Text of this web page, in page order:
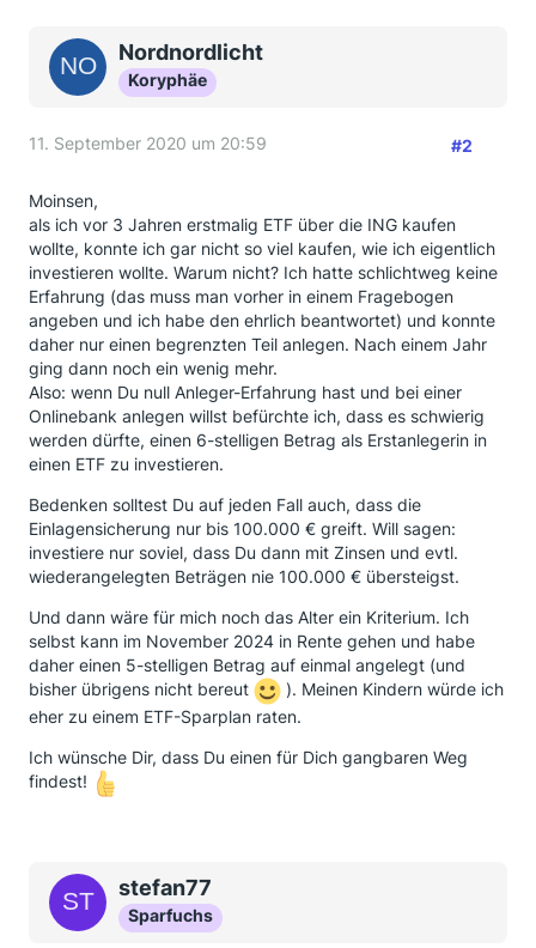
Nordnordlicht
Koryphäe
11. September 2020 um 20:59 #2
Moinsen,
als ich vor 3 Jahren erstmalig ETF über die ING kaufen
wollte, konnte ich gar nicht so viel kaufen, wie ich eigentlich
investieren wollte. Warum nicht? Ich hatte schlichtweg keine
Erfahrung (das muss man vorher in einem Fragebogen
angeben und ich habe den ehrlich beantwortet) und konnte
daher nur einen begrenzten Teil anlegen. Nach einem Jahr
ging dann noch ein wenig mehr.
Also: wenn Du null Anleger-Erfahrung hast und bei einer
Onlinebank anlegen willst befürchte ich, dass es schwierig
werden dürfte, einen 6-stelligen Betrag als Erstanlegerin in
einen ETF zu investieren.
Bedenken solltest Du auf jeden Fall auch, dass die
Einlagensicherung nur bis 100.000 € greift. Will sagen:
investiere nur soviel, dass Du dann mit Zinsen und evtl.
wiederangelegten Beträgen nie 100.000 € übersteigst.
Und dann wäre für mich noch das Alter ein Kriterium. Ich
selbst kann im November 2024 in Rente gehen und habe
daher einen 5-stelligen Betrag auf einmal angelegt (und
bisher übrigens nicht bereut
). Meinen Kindern würde ich
eher zu einem ETF-Sparplan raten.
Ich wünsche Dir, dass Du einen für Dich gangbaren Weg
findest!
stefan77
Sparfuchs